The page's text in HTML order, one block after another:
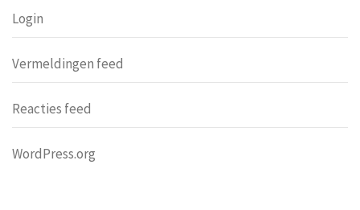
Login
Vermeldingen feed
Reacties feed
WordPress.org